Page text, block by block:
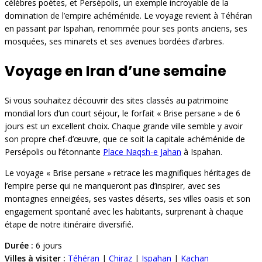
célèbres poètes, et Persépolis, un exemple incroyable de la
domination de l’empire achéménide. Le voyage revient à Téhéran
en passant par Ispahan, renommée pour ses ponts anciens, ses
mosquées, ses minarets et ses avenues bordées d’arbres.
Voyage en Iran d’une semaine
Si vous souhaitez découvrir des sites classés au patrimoine
mondial lors d’un court séjour, le forfait « Brise persane » de 6
jours est un excellent choix. Chaque grande ville semble y avoir
son propre chef-d’œuvre, que ce soit la capitale achéménide de
Persépolis ou l’étonnante Place Naqsh-e Jahan à Ispahan.
Le voyage « Brise persane » retrace les magnifiques héritages de
l’empire perse qui ne manqueront pas d’inspirer, avec ses
montagnes enneigées, ses vastes déserts, ses villes oasis et son
engagement spontané avec les habitants, surprenant à chaque
étape de notre itinéraire diversifié.
Durée : 6 jours
Villes à visiter : Téhéran | Chiraz | Ispahan | Kachan